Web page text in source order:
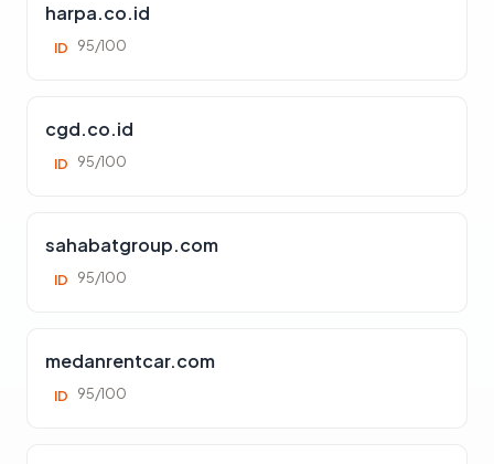
harpa.co.id
ID 95/100
cgd.co.id
ID 95/100
sahabatgroup.com
ID 95/100
medanrentcar.com
ID 95/100